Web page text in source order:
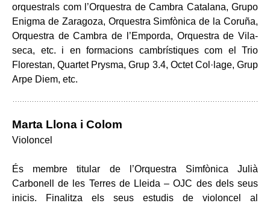
orquestrals com l’Orquestra de Cambra Catalana, Grupo
Enigma de Zaragoza, Orquestra Simfònica de la Coruña,
Orquestra de Cambra de l’Emporda, Orquestra de Vila-
seca, etc. i en formacions cambrístiques com el Trio
Florestan, Quartet Prysma, Grup 3.4, Octet Col·lage, Grup
Arpe Diem, etc.
Marta Llona i Colom
Violoncel
És membre titular de l’Orquestra Simfònica Julià
Carbonell de les Terres de Lleida – OJC des dels seus
inicis. Finalitza els seus estudis de violoncel al